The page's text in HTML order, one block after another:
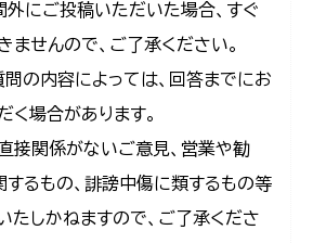
外にご投稿いただいた場合、すぐ
ませんので、ご了承ください。
問の内容によっては、回答までにお
く場合があります。
接関係がないご意見、営業や勧
するもの、誹謗中傷に類するもの等
たしかねますので、ご了承くださ